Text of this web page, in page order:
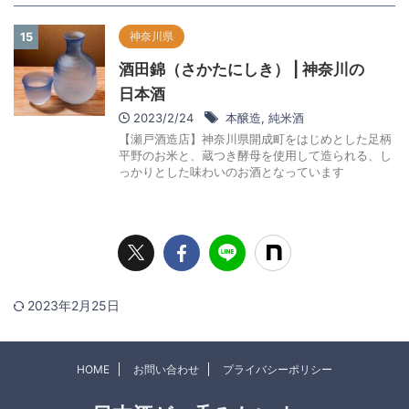
15 神奈川県
酒田錦（さかたにしき） | 神奈川の
日本酒
2023/2/24 本醸造, 純米酒
【瀬戸酒造店】神奈川県開成町をはじめとした足柄
平野のお米と、蔵つき酵母を使用して造られる、し
っかりとした味わいのお酒となっています
2023年2月25日
HOME お問い合わせ プライバシーポリシー